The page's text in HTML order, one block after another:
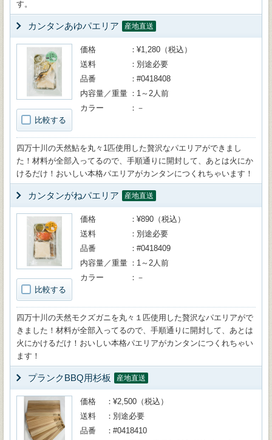
す。
カンタンあゆパエリア 産地直送
比較する
価格
¥1,280（税込）
送料
別途必要
品番
#0418408
内容量／重量
1～2人前
カラー
－
四万十川の天然鮎を丸々1匹使用した贅沢なパエリアができまし
た！材料が全部入ってるので、手順通りに開封して、あとは火にか
けるだけ！おいしい本格パエリアがカンタンにつくれちゃいます！
カンタンがねパエリア 産地直送
比較する
価格
¥890（税込）
送料
別途必要
品番
#0418409
内容量／重量
1～2人前
カラー
－
四万十川の天然モクズガニを丸々１匹使用した贅沢なパエリアがで
きました！材料が全部入ってるので、手順通りに開封して、あとは
火にかけるだけ！おいしい本格パエリアがカンタンにつくれちゃい
ます！
プランクBBQ用杉板 産地直送
価格
¥2,500（税込）
送料
別途必要
品番
#0418410